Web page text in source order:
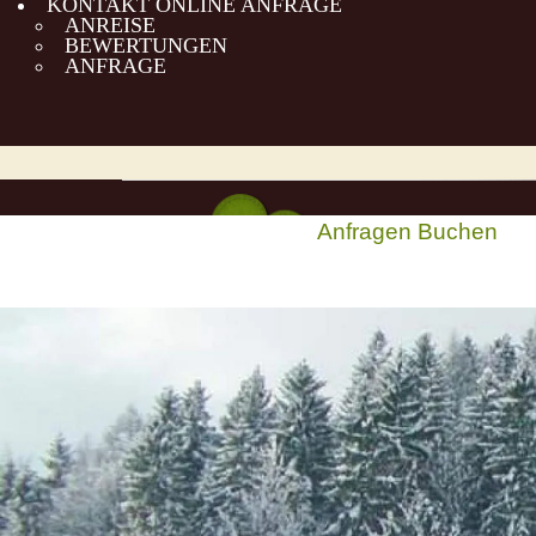
ANREISE
BEWERTUNGEN
ANFRAGE
Anfragen Buchen